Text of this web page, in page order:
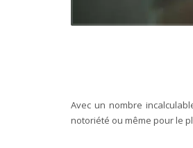
Avec un nombre
notoriété ou même pour le